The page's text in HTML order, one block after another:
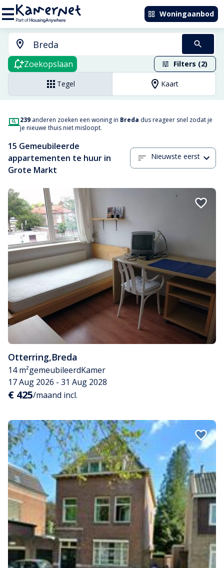
Woningaanbod
Zoekopslaan Filters (2)
Tegel Kaart
239 anderen zoeken een woning in Breda dus reageer snel zodat je
je nieuwe thuis niet misloopt.
15 Gemeubileerde
appartementen te huur in
Grote Markt
Nieuwste eerst
Otterring,Breda
14 m²gemeubileerdKamer
17 Aug 2026 - 31 Aug 2028
€ 425/maand incl.